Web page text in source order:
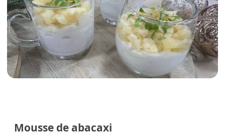
Mousse de abacaxi